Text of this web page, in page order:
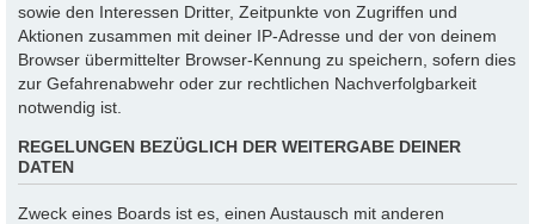
sowie den Interessen Dritter, Zeitpunkte von Zugriffen und
Aktionen zusammen mit deiner IP-Adresse und der von deinem
Browser übermittelter Browser-Kennung zu speichern, sofern dies
zur Gefahrenabwehr oder zur rechtlichen Nachverfolgbarkeit
notwendig ist.
REGELUNGEN BEZÜGLICH DER WEITERGABE DEINER
DATEN
Zweck eines Boards ist es, einen Austausch mit anderen